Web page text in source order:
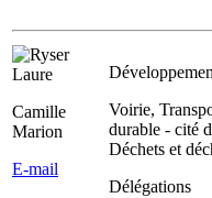
Camille
Marion
E-mail
Voirie,
durable - cité
Déchets et
Délégations